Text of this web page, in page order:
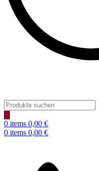
Products
search
0 items 0,00 €
0 items 0,00 €